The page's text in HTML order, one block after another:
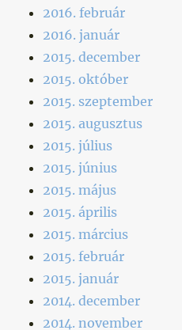
2016. február
2016. január
2015. december
2015. október
2015. szeptember
2015. augusztus
2015. július
2015. június
2015. május
2015. április
2015. március
2015. február
2015. január
2014. december
2014. november